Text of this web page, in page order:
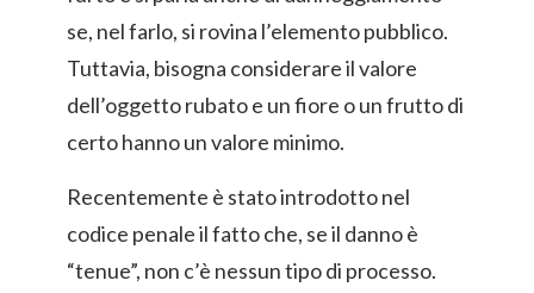
se, nel farlo, si rovina l’elemento pubblico.
Tuttavia, bisogna considerare il valore
dell’oggetto rubato e un fiore o un frutto di
certo hanno un valore minimo.
Recentemente è stato introdotto nel
codice penale il fatto che, se il danno è
“tenue”, non c’è nessun tipo di processo.